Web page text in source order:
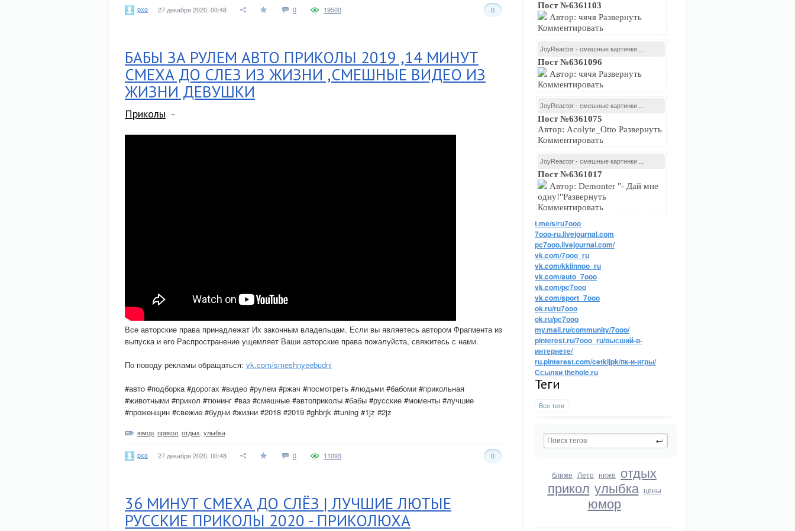
Пост №6361103
Автор: чячя Развернуть
Комментировать
JoyReactor - смешные картинки ...
Пост №6361096
Автор: чячя Развернуть
Комментировать
JoyReactor - смешные картинки ...
Пост №6361075
Автор: Acolyte_Otto Развернуть
Комментировать
JoyReactor - смешные картинки ...
Пост №6361017
Автор: Demonter "- Дай мне
одну!"Развернуть
Комментировать
t.me/s/ru7ooo
7ooo-ru.livejournal.com
pc7ooo.livejournal.com/
vk.com/7ooo_ru
vk.com/kkiinnoo_ru
vk.com/auto_7ooo
vk.com/pc7ooo
vk.com/sport_7ooo
ok.ru/ru7ooo
ok.ru/pc7ooo
my.mail.ru/community/7ooo/
pinterest.ru/7ooo_ru/высший-в-
интернете/
ru.pinterest.com/cetkijpk/пк-и-игры/
Ссылки thehole.ru
Теги
Все теги
ближе Лето ниже отдых
прикол улыбка цены
юмор
pxo 27 декабря 2020, 00:48 0 0
19500
БАБЫ ЗА РУЛЕМ АВТО ПРИКОЛЫ 2019 ,14 МИНУТ
СМЕХА ДО СЛЕЗ ИЗ ЖИЗНИ ,СМЕШНЫЕ ВИДЕО ИЗ
ЖИЗНИ ДЕВУШКИ
Приколы
Все авторские права принадлежат Их законным владельцам. Если вы являетесь автором Фрагмента из
выпуска и его Распространение ущемляет Ваши авторские права пожалуйста, свяжитесь с нами.
По поводу рекламы обращаться: vk.com/smeshnyeebudni
#авто #подборка #дорогах #видео #рулем #ржач #посмотреть #людьми #бабоми #прикольная
#животными #прикол #тюнинг #ваз #смешные #автоприколы #бабы #русские #моменты #лучшие
#проженщин #свежие #будни #жизни #2018 #2019 #ghbrjk #tuning #1jz #2jz
юмор прикол отдых улыбка
pxo 27 декабря 2020, 00:48 0 0
11093
36 МИНУТ СМЕХА ДО СЛЁЗ | ЛУЧШИЕ ЛЮТЫЕ
РУССКИЕ ПРИКОЛЫ 2020 - ПРИКОЛЮХА